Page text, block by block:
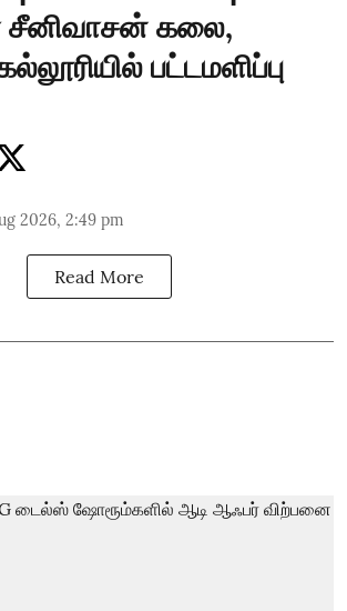
சீனிவாசன் கலை,
பட்டமளிப்பு
2026, 2:49 pm
Read More